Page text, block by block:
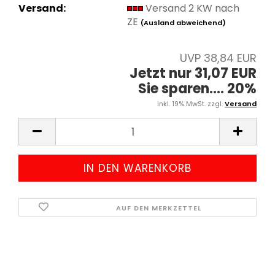
Versand:
Versand 2 KW nach
ZE (Ausland abweichend)
UVP 38,84 EUR
Jetzt nur 31,07 EUR
Sie sparen.... 20%
inkl. 19% MwSt. zzgl.Versand
AUF DEN MERKZETTEL